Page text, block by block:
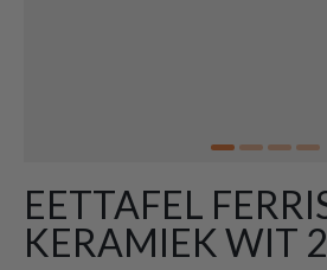
EETTAFEL
KERAMIEK WIT